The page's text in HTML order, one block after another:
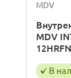
MDV
MDV
В